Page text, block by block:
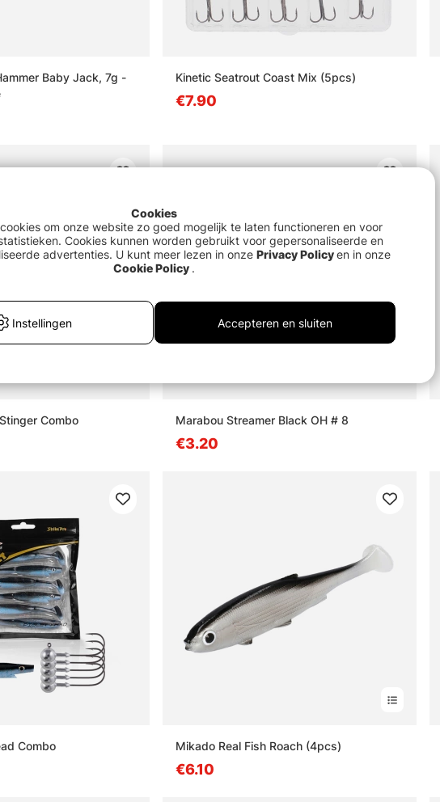
Baby Jack, 7g -
Kinetic Seatrout Coast Mix (5pcs)
€7.90
Combo Marabou Streamer Black OH # 8
€3.20
Combo Mikado Real Fish Roach (4pcs)
€6.10
Cookies
om onze website zo goed mogelijk te laten functioneren en voor
Cookies kunnen worden gebruikt voor gepersonaliseerde en
advertenties. U kunt meer lezen in onze Privacy Policy en in onze
Cookie Policy .
Instellingen Accepteren en sluiten